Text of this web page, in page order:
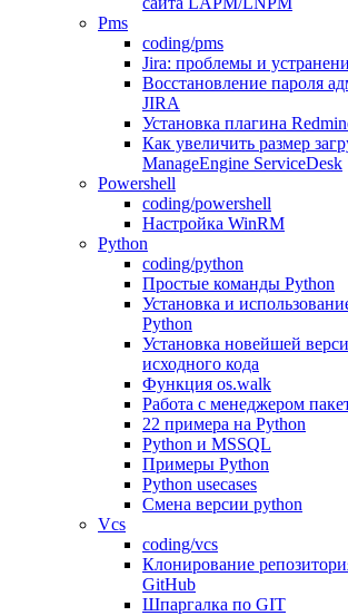
Pms
coding/pms
Jira: проблемы и
Восстановление пароля
JIRA
Установка плагина
Как увеличить размер
ManageEngine ServiceDesk
Powershell
coding/powershell
Настройка WinRM
Python
coding/python
Простые команды Python
Установка и
Python
Установка новейшей
исходного кода
Функция os.walk
Работа с менеджером
22 примера на Python
Python и MSSQL
Примеры Python
Python usecases
Смена версии python
Vcs
coding/vcs
Клонирование
GitHub
Шпаргалка по GIT